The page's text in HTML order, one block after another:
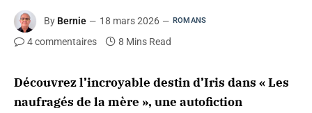
By Bernie 18 mars 2026 ROMANS
4 commentaires 8 Mins Read
Découvrez l’incroyable destin d’Iris dans « Les
naufragés de la mère », une autofiction